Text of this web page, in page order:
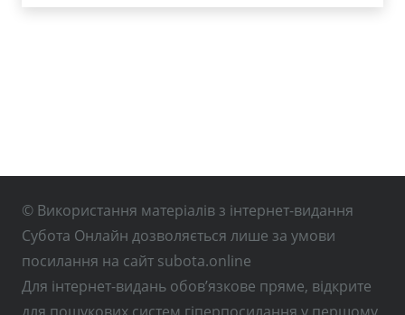
© Використання матеріалів з інтернет-видання
Субота Онлайн дозволяється лише за умови
посилання на сайт subota.online
Для інтернет-видань обов’язкове пряме, відкрите